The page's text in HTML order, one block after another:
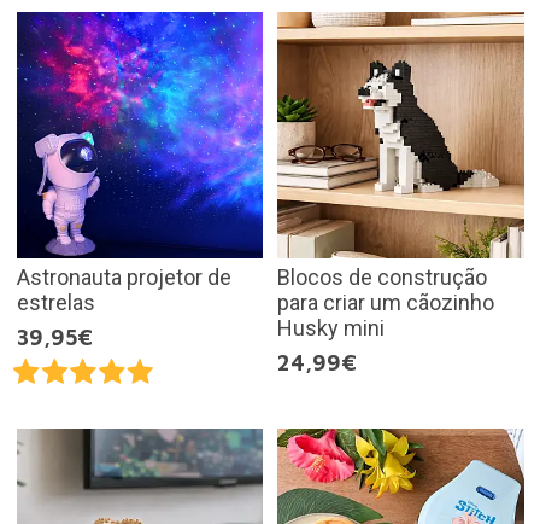
Astronauta projetor de
estrelas
39,95€
Blocos de construção
para criar um cãozinho
Husky mini
24,99€